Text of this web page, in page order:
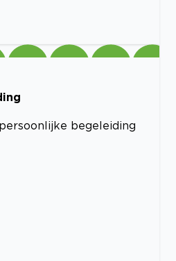
begeleiding